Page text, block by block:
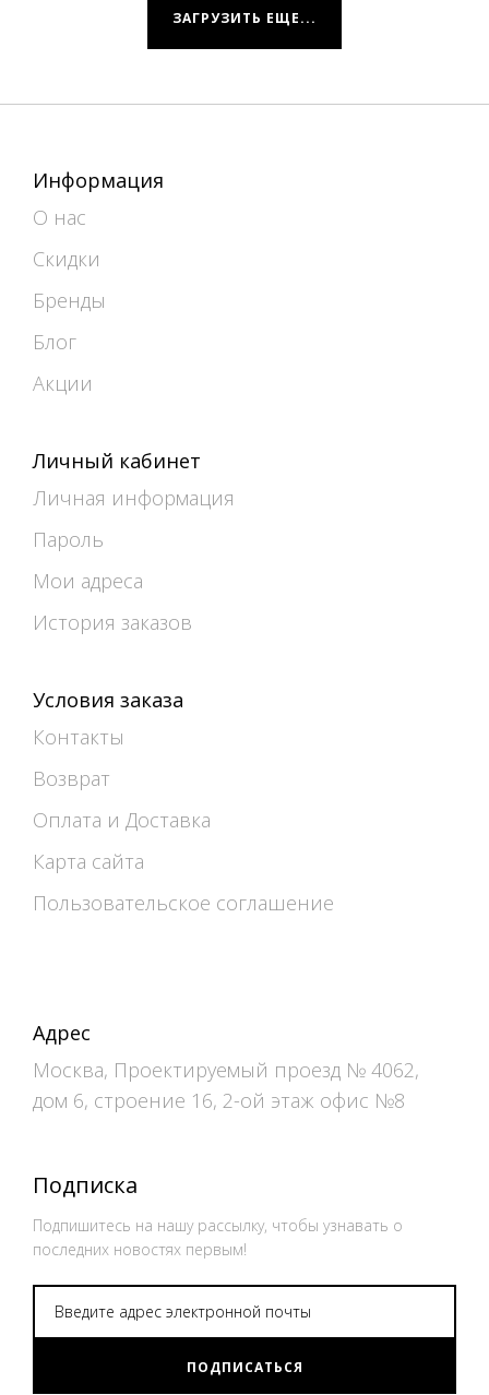
ЗАГРУЗИТЬ ЕЩЕ...
Информация
О нас
Скидки
Бренды
Блог
Акции
Личный кабинет
Личная информация
Пароль
Мои адреса
История заказов
Условия заказа
Контакты
Возврат
Оплата и Доставка
Карта сайта
Пользовательское соглашение
Адрес
Москва, Проектируемый проезд № 4062,
дом 6, строение 16, 2-ой этаж офис №8
Подписка
Подпишитесь на нашу рассылку, чтобы узнавать о
последних новостях первым!
ПОДПИСАТЬСЯ